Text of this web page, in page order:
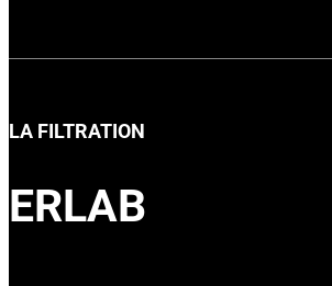
LA FILTRATION
ERLAB